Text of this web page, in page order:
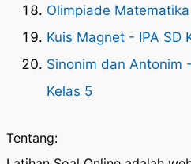
Olimpiade
Kuis Magnet - IPA SD
Sinonim dan Antonim
Kelas 5
Tentang: